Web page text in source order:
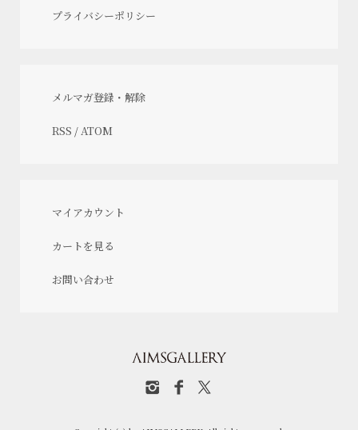
プライバシーポリシー
メルマガ登録・解除
RSS /ATOM
マイアカウント
カートを見る
お問い合わせ